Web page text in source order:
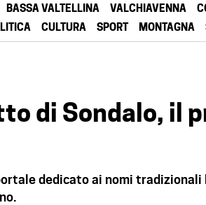
BASSA VALTELLINA VALCHIAVENNA
CULTURA SPORT MONTAGNA
di Sondalo, il
dedicato ai nomi tradizionali